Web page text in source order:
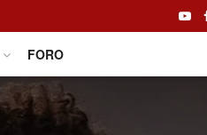
FORO